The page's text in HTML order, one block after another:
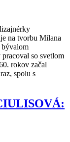
na tvorbu Milana
so svetlom
rokov začal
spolu s